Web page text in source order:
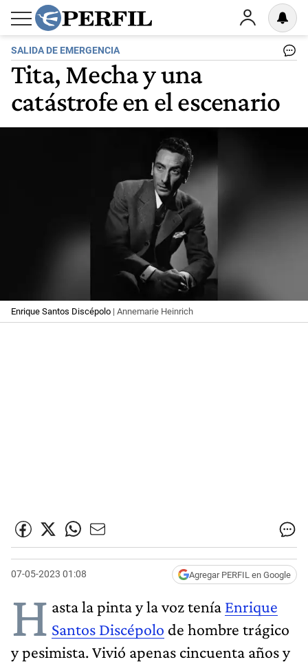
SALIDA DE EMERGENCIA
Tita, Mecha y una
catástrofe en el escenario
Enrique Santos Discépolo | Annemarie Heinrich
07-05-2023 01:08 Agregar PERFIL en Google
H asta la pinta y la voz tenía Enrique
Santos Discépolo de hombre trágico
y pesimista. Vivió apenas cincuenta años y